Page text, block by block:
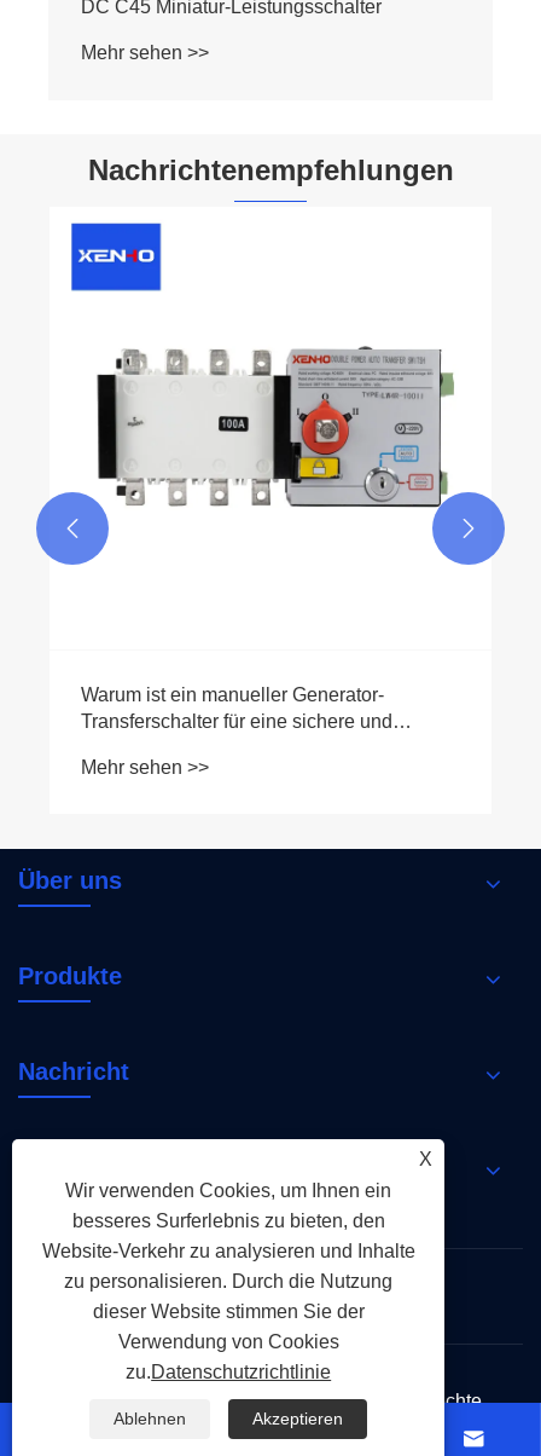
Nachrichtenempfehlungen
Mehr sehen >>
 
Über uns
Produkte
Nachricht
Links Sitemap RSS
XML
Datenschutzrichtlinie
Copyright © 2026 Holy Flame Group. Alle Rechte
vorbehalten. 
X
Wir verwenden Cookies, um Ihnen ein
besseres Surferlebnis zu bieten, den
Website-Verkehr zu analysieren und Inhalte
zu personalisieren. Durch die Nutzung
dieser Website stimmen Sie der
Verwendung von Cookies
zu.Datenschutzrichtlinie
Ablehnen Akzeptieren